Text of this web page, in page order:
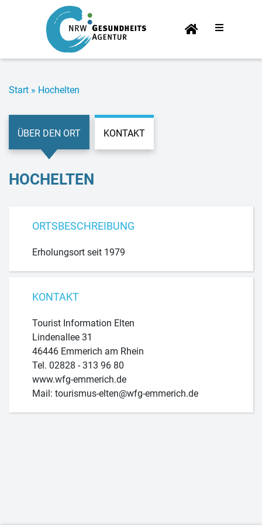
Start­
sei­te
Start » Hoch­el­ten
ÜBER DEN ORT KONTAKT
HOCH­EL­TEN
ORTSBESCHREIBUNG
Erholungsort seit 1979
KONTAKT
Tourist Information Elten
Lindenallee 31
46446 Emmerich am Rhein
Tel. 02828 - 313 96 80
www.wfg-emmerich.de
Mail: tourismus-elten@wfg-emmerich.de